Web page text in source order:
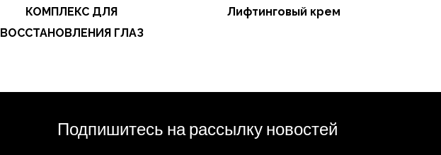
КОМПЛЕКС ДЛЯ
ВОССТАНОВЛЕНИЯ ГЛАЗ
Лифтинговый крем
Подпишитесь на рассылку новостей